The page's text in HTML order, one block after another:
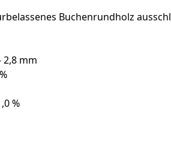
Buchenrundholz
2,8 mm
%